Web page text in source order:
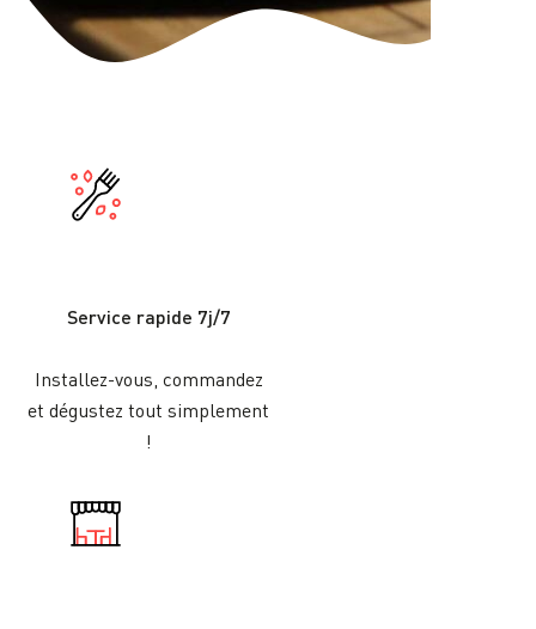
Service rapide 7j/7
Installez-vous, commandez
et dégustez tout simplement
!